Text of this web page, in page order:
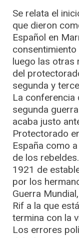
Se relata el
que dieron
Español en
luego las otras
del
segunda y
La conferencia
segunda
acaba justo
Protectorado
España como
de los
1921 de
por los
Guerra
Rif a la que
termina con la
Los errores